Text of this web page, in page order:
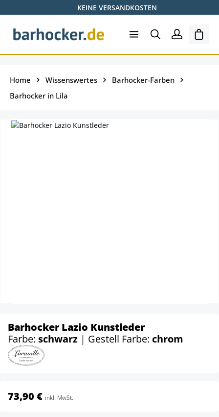
Zum Hauptinhalt springenKEINE VERSANDKOSTEN
Home Wissenswertes
Barhocker-Farben
Barhocker in Lila
Barhocker Lazio Kunstleder
Farbe: schwarz | Gestell Farbe: chrom
73,90 € inkl. MwSt.